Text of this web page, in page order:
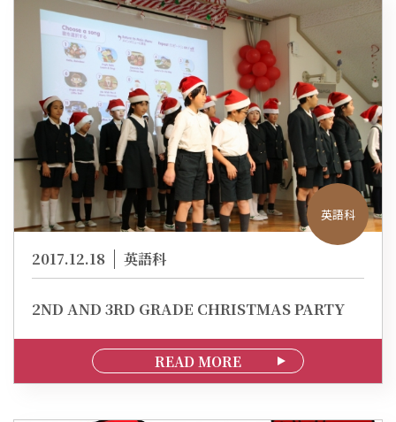
英語科
2017.12.18 英語科
2ND AND 3RD GRADE CHRISTMAS PARTY
READ MORE